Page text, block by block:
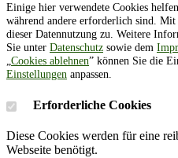
Einige hier verwendete Cookies
während andere erforderlich sind.
dieser Datennutzung zu. Weitere
Sie unter Datenschutz sowie dem
„Cookies ablehnen” können Sie die
Einstellungen anpassen.
Erforderliche Cookies
Diese Cookies werden für eine
Webseite benötigt.